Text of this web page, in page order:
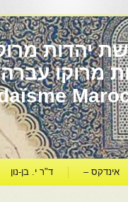
יהדות
אינדקס – ד"ר י. בן-נון